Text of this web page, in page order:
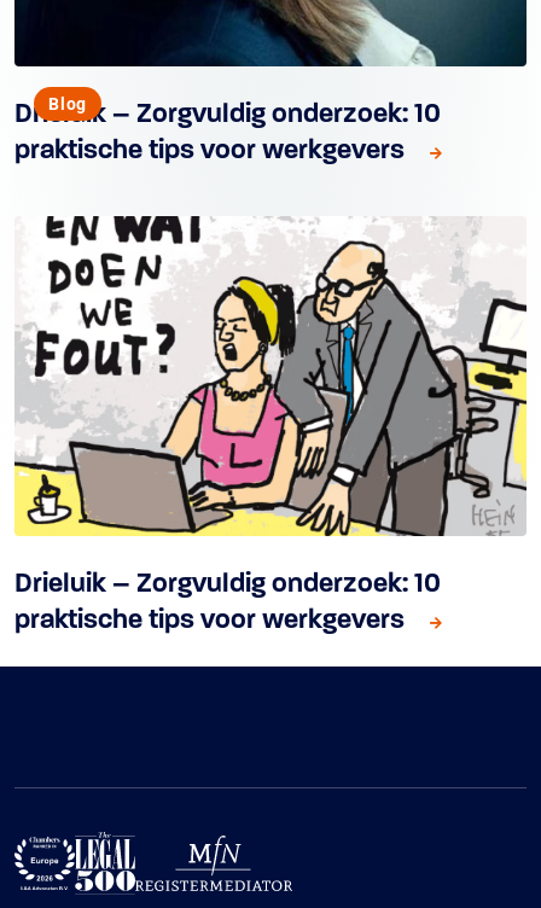
Blog
Drieluik – Zorgvuldig onderzoek: 10
praktische tips voor werkgevers
Drieluik – Zorgvuldig onderzoek: 10
praktische tips voor werkgevers